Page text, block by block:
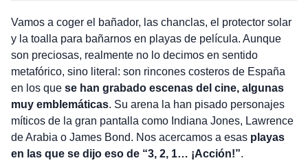
Vamos a coger el bañador, las chanclas, el protector solar
y la toalla para bañarnos en playas de película. Aunque
son preciosas, realmente no lo decimos en sentido
metafórico, sino literal: son rincones costeros de España
en los que se han grabado escenas del cine, algunas
muy emblemáticas. Su arena la han pisado personajes
míticos de la gran pantalla como Indiana Jones, Lawrence
de Arabia o James Bond. Nos acercamos a esas playas
en las que se dijo eso de “3, 2, 1… ¡Acción!”.